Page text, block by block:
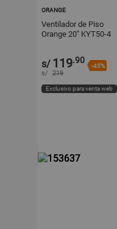
ORANGE
Ventilador de Piso
Orange 20" KYT50-4
s/ 119.90
-45%
s/ 219
Exclusivo para venta web